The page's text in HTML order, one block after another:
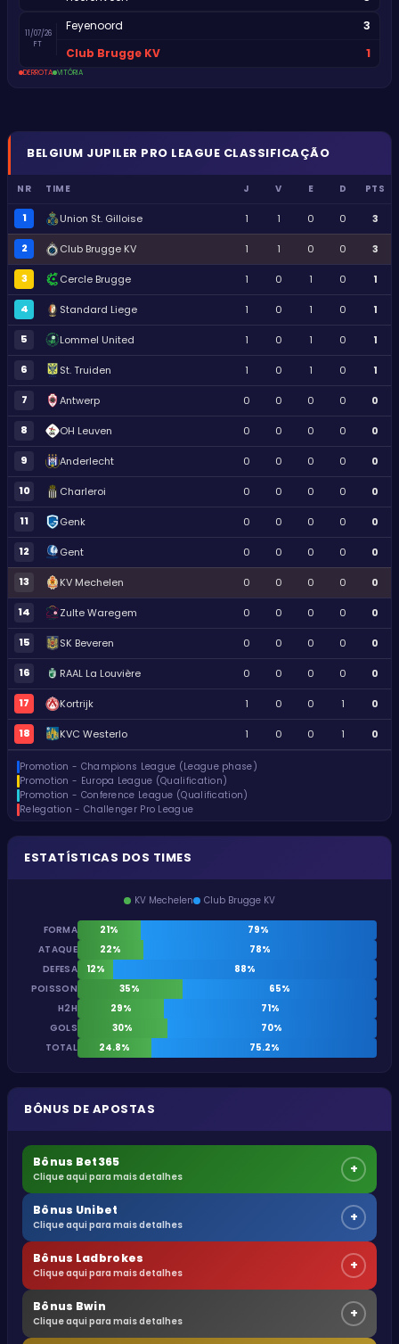
11/07/26
FT
Feyenoord 3
Club Brugge KV 1
DERROTA VITÓRIA
BELGIUM JUPILER PRO LEAGUE CLASSIFICAÇÃO
NR TIME J V E D PTS
1 Union St. Gilloise 1 1 0 0 3
2 Club Brugge KV 1 1 0 0 3
3 Cercle Brugge 1 0 1 0 1
4 Standard Liege 1 0 1 0 1
5 Lommel United 1 0 1 0 1
6 St. Truiden 1 0 1 0 1
7 Antwerp 0 0 0 0 0
8 OH Leuven 0 0 0 0 0
9 Anderlecht 0 0 0 0 0
10 Charleroi 0 0 0 0 0
11 Genk 0 0 0 0 0
12 Gent 0 0 0 0 0
13 KV Mechelen 0 0 0 0 0
14 Zulte Waregem 0 0 0 0 0
15 SK Beveren 0 0 0 0 0
16 RAAL La Louvière 0 0 0 0 0
17 Kortrijk 1 0 0 1 0
18 KVC Westerlo 1 0 0 1 0
Promotion - Champions League (League phase)
Promotion - Europa League (Qualification)
Promotion - Conference League (Qualification)
Relegation - Challenger Pro League
ESTATÍSTICAS DOS TIMES
KV Mechelen Club Brugge KV
FORMA 21%
79%
ATAQUE
22%
78%
DEFESA
12%
88%
POISSON
35%
65%
H2H
29%
71%
GOLS
30%
70%
TOTAL
24.8% 75.2%
BÔNUS DE APOSTAS
Bônus Bet365
Clique aqui para mais detalhes +
Bônus Unibet
Clique aqui para mais detalhes +
Bônus Ladbrokes
Clique aqui para mais detalhes +
Bônus Bwin
Clique aqui para mais detalhes +